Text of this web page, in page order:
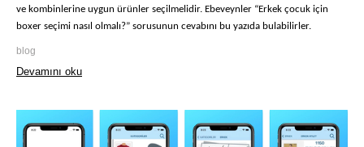
ve kombinlerine uygun ürünler seçilmelidir. Ebeveynler “Erkek çocuk için
boxer seçimi nasıl olmalı?” sorusunun cevabını bu yazıda bulabilirler.
blog
Devamını oku